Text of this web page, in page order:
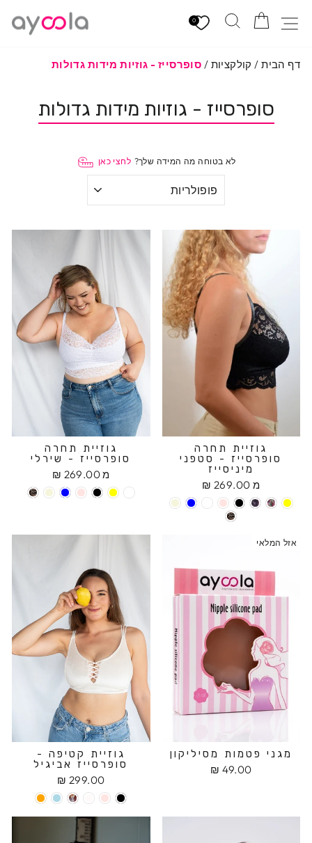
לתוכן
0
חיפוש ניווט באתר
הזמנה
דף הבית / קולקציות / סופרסייז - גוזיות מידות גדולות
סופרסייז - גוזיות מידות גדולות
לא בטוחה מה המידה שלך? לחצי כאן
לפי
גוזיית תחרה
סופרסייז - שירלי
מ 269.00 ₪
גוזיית תחרה
סופרסייז - סטפני
מיניסייז
מ 269.00 ₪
גוזיית קטיפה -
סופרסייז אביגיל
299.00 ₪
אזל המלאי
מגני פטמות מסיליקון
49.00 ₪